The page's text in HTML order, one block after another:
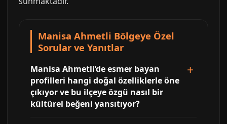
Manisa Ahmetli Bölgeye Özel
Sorular ve Yanıtlar
Manisa Ahmetli’de esmer bayan
profilleri hangi doğal özelliklerle öne
çıkıyor ve bu ilçeye özgü nasıl bir
kültürel beğeni yansıtıyor?